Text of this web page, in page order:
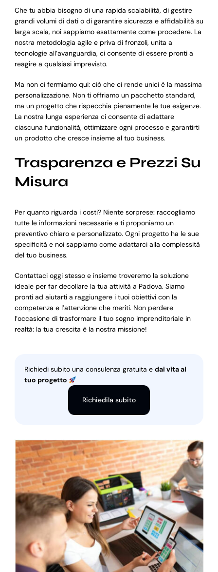
Che tu abbia bisogno di una rapida scalabilità, di gestire
grandi volumi di dati o di garantire sicurezza e affidabilità su
larga scala, noi sappiamo esattamente come procedere. La
nostra metodologia agile e priva di fronzoli, unita a
tecnologie all’avanguardia, ci consente di essere pronti a
reagire a qualsiasi imprevisto.
Ma non ci fermiamo qui: ciò che ci rende unici è la massima
personalizzazione. Non ti offriamo un pacchetto standard,
ma un progetto che rispecchia pienamente le tue esigenze.
La nostra lunga esperienza ci consente di adattare
ciascuna funzionalità, ottimizzare ogni processo e garantirti
un prodotto che cresce insieme al tuo business.
Trasparenza e Prezzi Su
Misura
Per quanto riguarda i costi? Niente sorprese: raccogliamo
tutte le informazioni necessarie e ti proponiamo un
preventivo chiaro e personalizzato. Ogni progetto ha le sue
specificità e noi sappiamo come adattarci alla complessità
del tuo business.
Contattaci oggi stesso e insieme troveremo la soluzione
ideale per far decollare la tua attività a Padova. Siamo
pronti ad aiutarti a raggiungere i tuoi obiettivi con la
competenza e l’attenzione che meriti. Non perdere
l’occasione di trasformare il tuo sogno imprenditoriale in
realtà: la tua crescita è la nostra missione!
Richiedi subito una consulenza gratuita e dai vita al
tuo progetto
Richiedila subito